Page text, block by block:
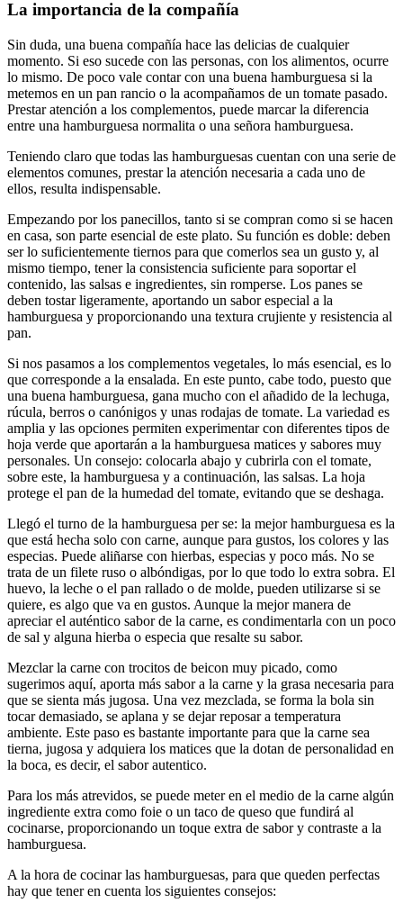
La importancia de la compañía
Sin duda, una buena compañía hace las delicias de cualquier
momento. Si eso sucede con las personas, con los alimentos, ocurre
lo mismo. De poco vale contar con una buena hamburguesa si la
metemos en un pan rancio o la acompañamos de un tomate pasado.
Prestar atención a los complementos, puede marcar la diferencia
entre una hamburguesa normalita o una señora hamburguesa.
Teniendo claro que todas las hamburguesas cuentan con una serie de
elementos comunes, prestar la atención necesaria a cada uno de
ellos, resulta indispensable.
Empezando por los panecillos, tanto si se compran como si se hacen
en casa, son parte esencial de este plato. Su función es doble: deben
ser lo suficientemente tiernos para que comerlos sea un gusto y, al
mismo tiempo, tener la consistencia suficiente para soportar el
contenido, las salsas e ingredientes, sin romperse. Los panes se
deben tostar ligeramente, aportando un sabor especial a la
hamburguesa y proporcionando una textura crujiente y resistencia al
pan.
Si nos pasamos a los complementos vegetales, lo más esencial, es lo
que corresponde a la ensalada. En este punto, cabe todo, puesto que
una buena hamburguesa, gana mucho con el añadido de la lechuga,
rúcula, berros o canónigos y unas rodajas de tomate. La variedad es
amplia y las opciones permiten experimentar con diferentes tipos de
hoja verde que aportarán a la hamburguesa matices y sabores muy
personales. Un consejo: colocarla abajo y cubrirla con el tomate,
sobre este, la hamburguesa y a continuación, las salsas. La hoja
protege el pan de la humedad del tomate, evitando que se deshaga.
Llegó el turno de la hamburguesa per se: la mejor hamburguesa es la
que está hecha solo con carne, aunque para gustos, los colores y las
especias. Puede aliñarse con hierbas, especias y poco más. No se
trata de un filete ruso o albóndigas, por lo que todo lo extra sobra. El
huevo, la leche o el pan rallado o de molde, pueden utilizarse si se
quiere, es algo que va en gustos. Aunque la mejor manera de
apreciar el auténtico sabor de la carne, es condimentarla con un poco
de sal y alguna hierba o especia que resalte su sabor.
Mezclar la carne con trocitos de beicon muy picado, como
sugerimos aquí, aporta más sabor a la carne y la grasa necesaria para
que se sienta más jugosa. Una vez mezclada, se forma la bola sin
tocar demasiado, se aplana y se dejar reposar a temperatura
ambiente. Este paso es bastante importante para que la carne sea
tierna, jugosa y adquiera los matices que la dotan de personalidad en
la boca, es decir, el sabor autentico.
Para los más atrevidos, se puede meter en el medio de la carne algún
ingrediente extra como foie o un taco de queso que fundirá al
cocinarse, proporcionando un toque extra de sabor y contraste a la
hamburguesa.
A la hora de cocinar las hamburguesas, para que queden perfectas
hay que tener en cuenta los siguientes consejos: